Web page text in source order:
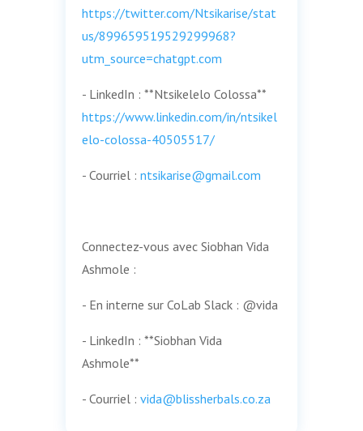
https://twitter.com/Ntsikarise/stat
us/899659519529299968?
utm_source=chatgpt.com
- LinkedIn : **Ntsikelelo Colossa**
https://www.linkedin.com/in/ntsikel
elo-colossa-40505517/
- Courriel : ntsikarise@gmail.com
Connectez-vous avec Siobhan Vida
Ashmole :
- En interne sur CoLab Slack : @vida
- LinkedIn : **Siobhan Vida
Ashmole**
- Courriel : vida@blissherbals.co.za